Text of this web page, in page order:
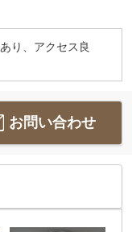
り、アクセス良
お問い合わせ